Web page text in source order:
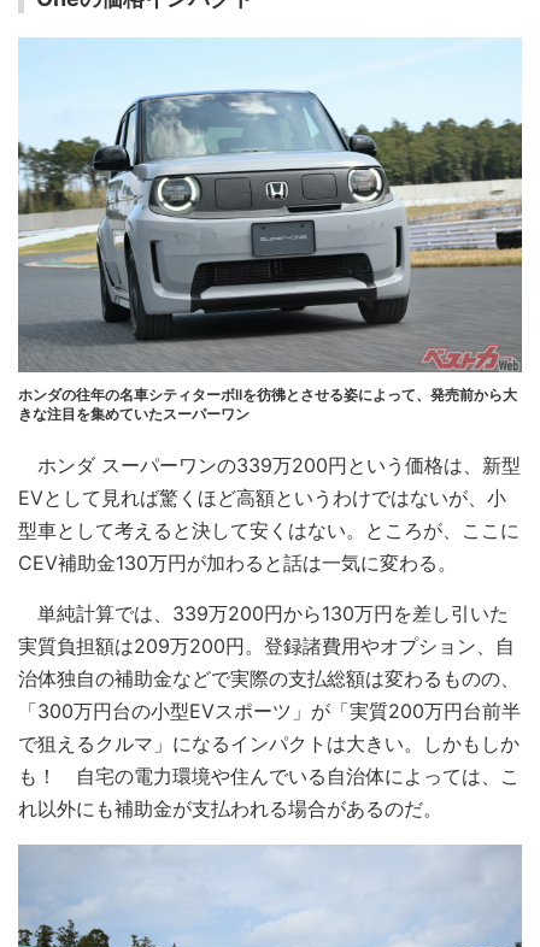
ホンダの往年の名車シティターボIIを彷彿とさせる姿によって、発売前から大
きな注目を集めていたスーパーワン
ホンダ スーパーワンの339万200円という価格は、新型
EVとして見れば驚くほど高額というわけではないが、小
型車として考えると決して安くはない。ところが、ここに
CEV補助金130万円が加わると話は一気に変わる。
単純計算では、339万200円から130万円を差し引いた
実質負担額は209万200円。登録諸費用やオプション、自
治体独自の補助金などで実際の支払総額は変わるものの、
「300万円台の小型EVスポーツ」が「実質200万円台前半
で狙えるクルマ」になるインパクトは大きい。しかもしか
も！ 自宅の電力環境や住んでいる自治体によっては、こ
れ以外にも補助金が支払われる場合があるのだ。